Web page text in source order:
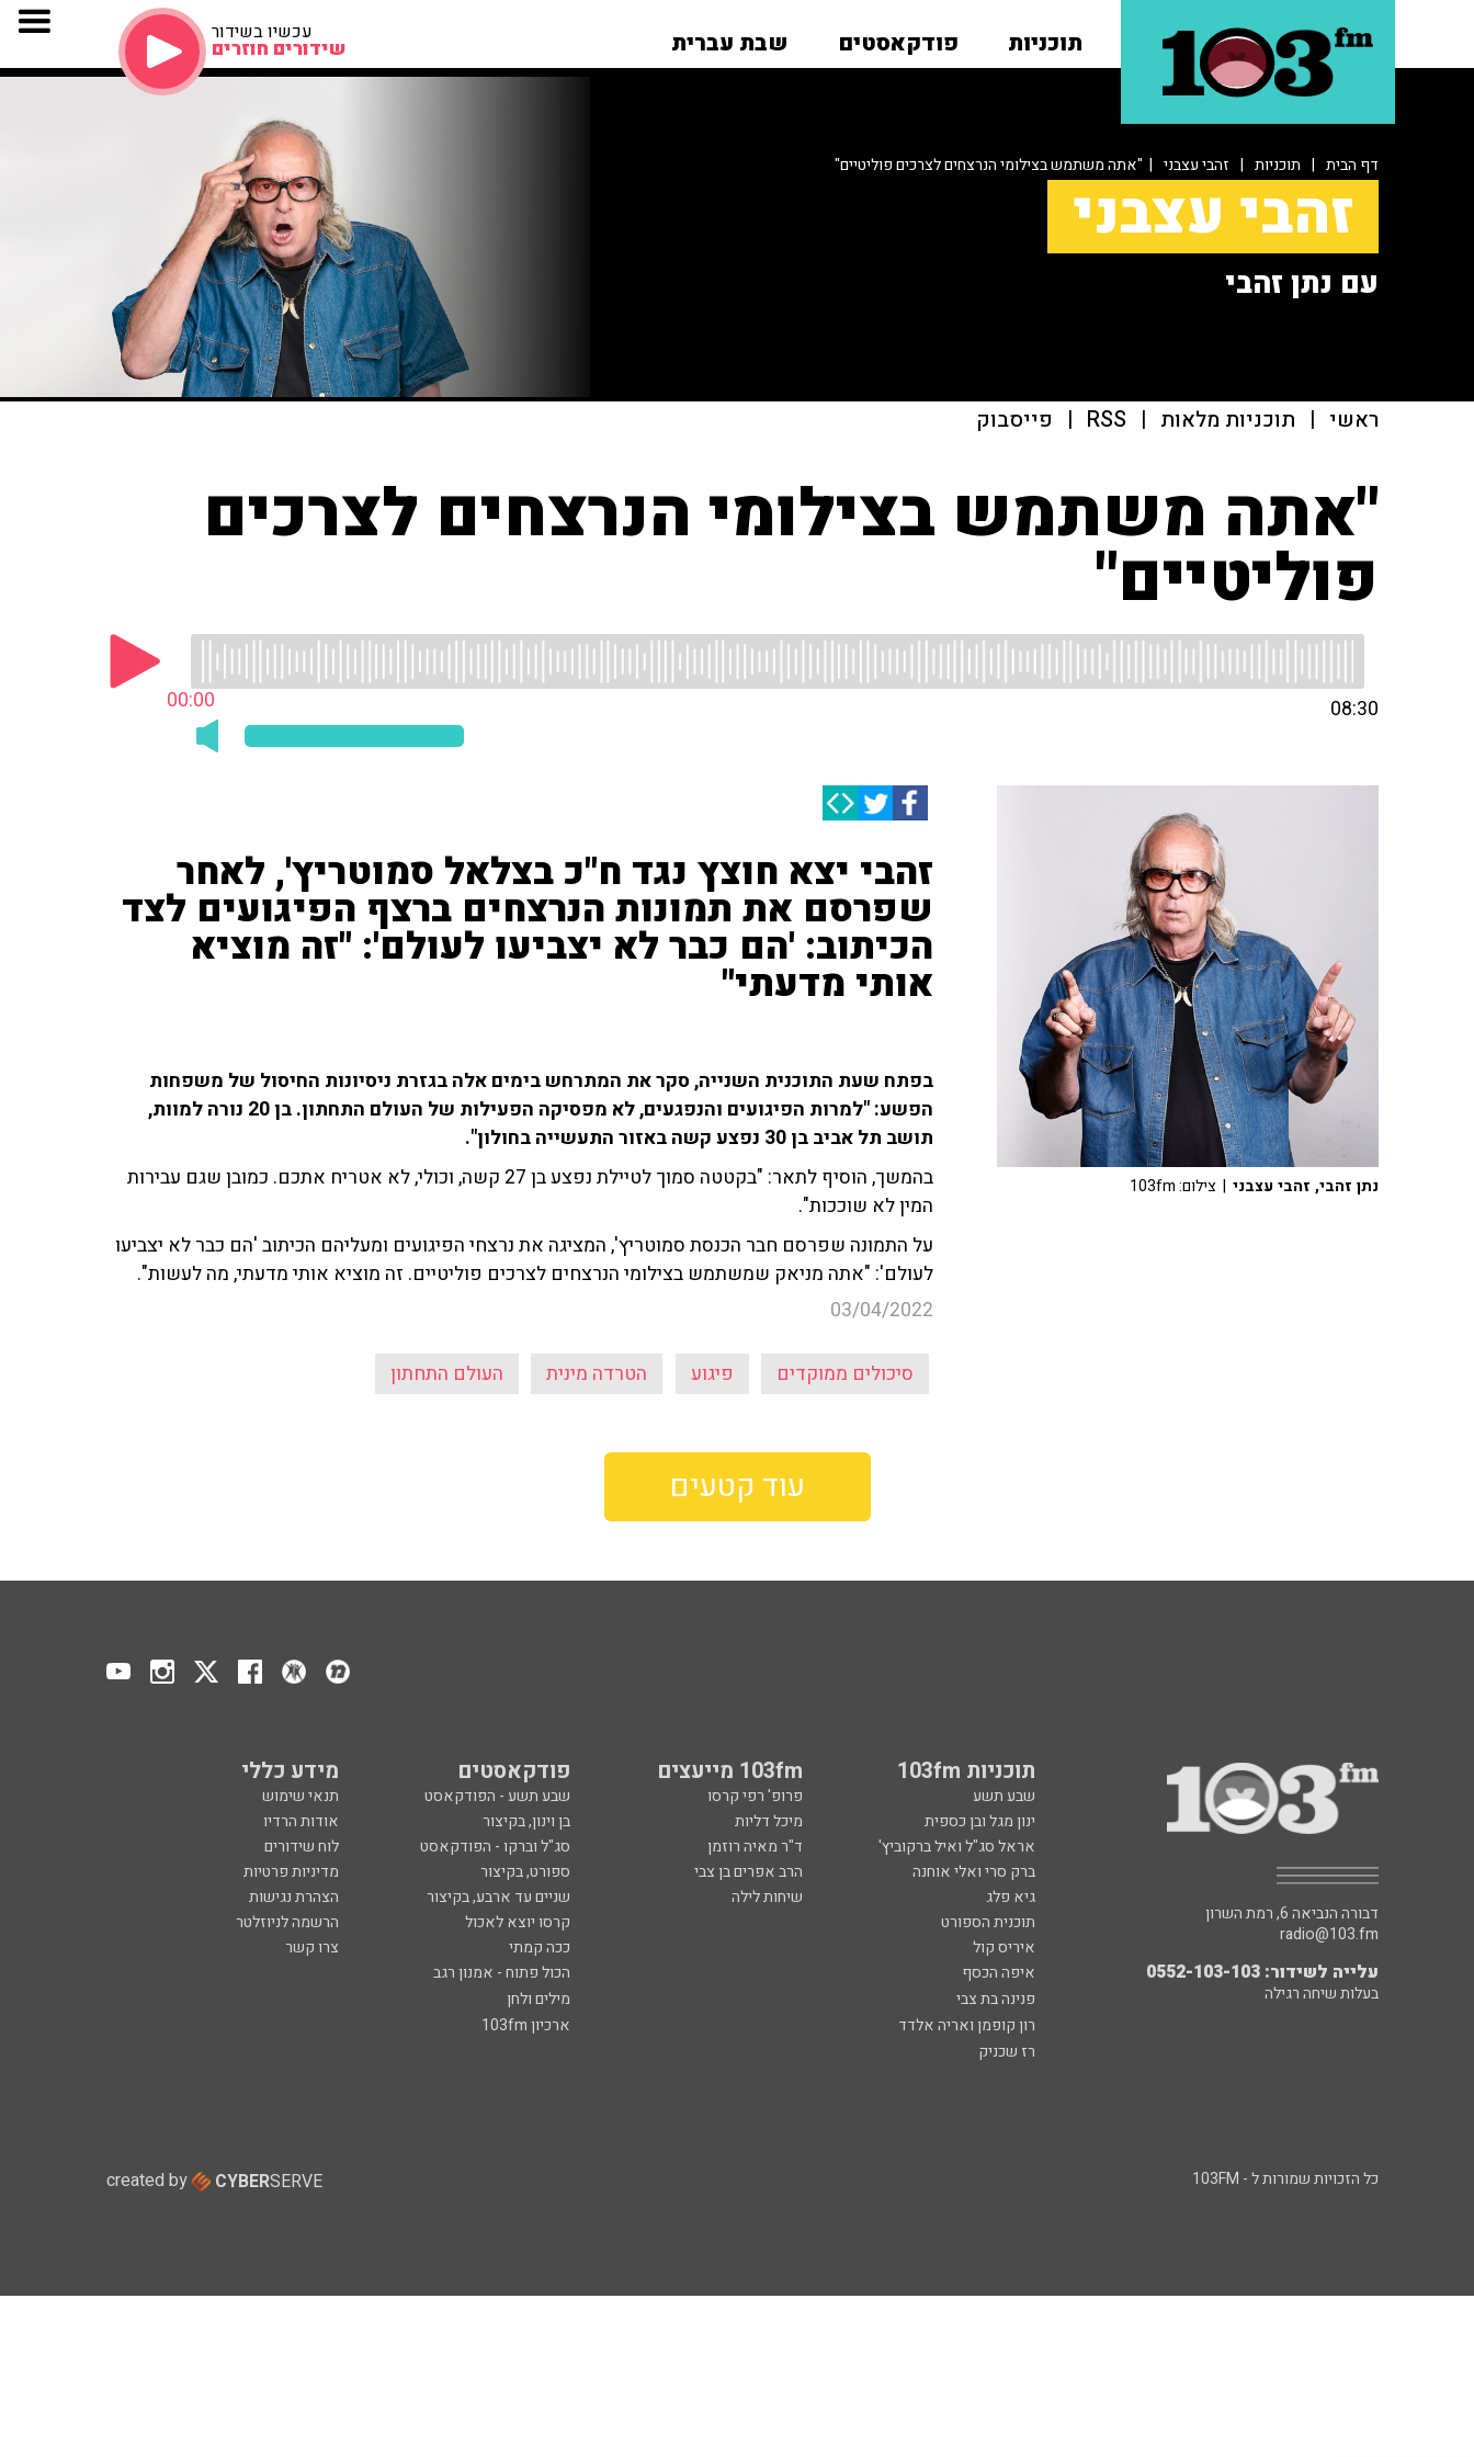
תוכניות פודקאסטים שבת עברית עכשיו בשידור
שידורים חוזרים
דף הבית | תוכניות | זהבי עצבני | "אתה משתמש בצילומי הנרצחים לצרכים פוליטיים"
זהבי עצבני
עם נתן זהבי
ראשי | תוכניות מלאות |
RSS
| פייסבוק
"אתה משתמש בצילומי הנרצחים לצרכים
פוליטיים"
00:00 08:30
זהבי יצא חוצץ נגד ח"כ בצלאל סמוטריץ', לאחר
שפרסם את תמונות הנרצחים ברצף הפיגועים לצד
הכיתוב: 'הם כבר לא יצביעו לעולם': "זה מוציא
אותי מדעתי"
בפתח שעת התוכנית השנייה, סקר את המתרחש בימים אלה בגזרת ניסיונות החיסול של משפחות
הפשע: "למרות הפיגועים והנפגעים, לא מפסיקה הפעילות של העולם התחתון. בן 20 נורה למוות,
תושב תל אביב בן 30 נפצע קשה באזור התעשייה בחולון".
בהמשך, הוסיף לתאר: "בקטטה סמוך לטיילת נפצע בן 27 קשה, וכולי, לא אטריח אתכם. כמובן שגם עבירות
המין לא שוככות".
על התמונה שפרסם חבר הכנסת סמוטריץ', המציגה את נרצחי הפיגועים ומעליהם הכיתוב 'הם כבר לא יצביעו
לעולם': "אתה מניאק שמשתמש בצילומי הנרצחים לצרכים פוליטיים. זה מוציא אותי מדעתי, מה לעשות".
03/04/2022
סיכולים ממוקדים פיגוע הטרדה מינית העולם התחתון
נתן זהבי, זהבי עצבני | צילום: 103fm
עוד קטעים
תוכניות 103fm 103fm מייעצים פודקאסטים מידע כללי
שבע תשע פרופ' רפי קרסו שבע תשע - הפודקאסט
תנאי שימוש
ינון מגל ובן כספית
מיכל דליות בן וינון, בקיצור
אודות הרדיו
אראל סג"ל ואיל ברקוביץ'
ד"ר מאיה רוזמן סג"ל וברקו - הפודקאסט
לוח שידורים
ברק סרי ואלי אוחנה
הרב אפרים בן צבי ספורט, בקיצור
מדיניות פרטיות
גיא פלג
שיחות לילה שניים עד ארבע, בקיצור
הצהרת נגישות
תוכנית הספורט
קרסו יוצא לאכול
הרשמה לניוזלטר
איריס קול
ככה קמתי
צרו קשר
איפה הכסף
הכול פתוח - אמנון רגב
פנינה בת צבי
מילים ולחן
רון קופמן ואריה אלדד
ארכיון 103fm
רז שכניק
דבורה הנביאה 6, רמת השרון
radio@103.fm
עלייה לשידור: 0552-103-103
בעלות שיחה רגילה
כל הזכויות שמורות ל - 103FM created by CYBERSERVE